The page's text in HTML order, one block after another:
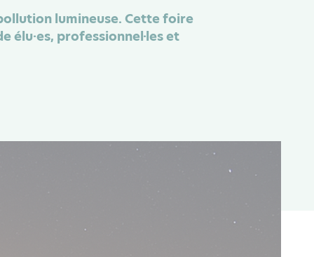
lumineuse. Cette foire
professionnel·les et